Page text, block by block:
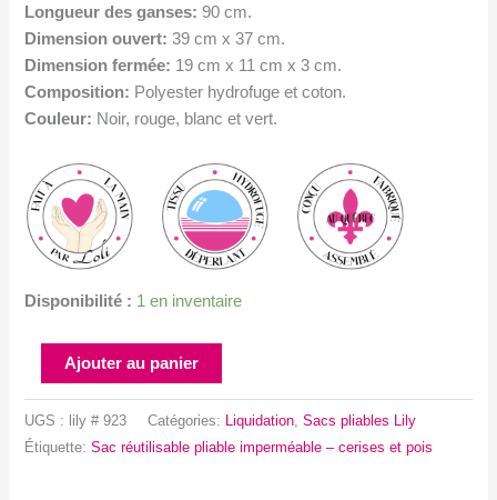
Longueur des ganses: 90 cm.
Dimension ouvert: 39 cm x 37 cm.
Dimension fermée: 19 cm x 11 cm x 3 cm.
Composition: Polyester hydrofuge et coton.
Couleur: Noir, rouge, blanc et vert.
Disponibilité : 1 en inventaire
quantité
de
réutilisable
Ajouter au panier
UGS : lily # 923 Catégories: Liquidation ,Sacs pliables Lily
Étiquette:Sac réutilisable pliable imperméable – cerises et pois